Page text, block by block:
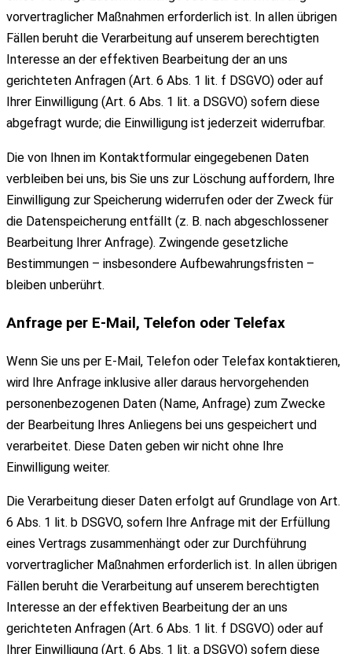
vorvertraglicher Maßnahmen erforderlich ist. In allen übrigen
Fällen beruht die Verarbeitung auf unserem berechtigten
Interesse an der effektiven Bearbeitung der an uns
gerichteten Anfragen (Art. 6 Abs. 1 lit. f DSGVO) oder auf
Ihrer Einwilligung (Art. 6 Abs. 1 lit. a DSGVO) sofern diese
abgefragt wurde; die Einwilligung ist jederzeit widerrufbar.
Die von Ihnen im Kontaktformular eingegebenen Daten
verbleiben bei uns, bis Sie uns zur Löschung auffordern, Ihre
Einwilligung zur Speicherung widerrufen oder der Zweck für
die Datenspeicherung entfällt (z. B. nach abgeschlossener
Bearbeitung Ihrer Anfrage). Zwingende gesetzliche
Bestimmungen – insbesondere Aufbewahrungsfristen –
bleiben unberührt.
Anfrage per E-Mail, Telefon oder Telefax
Wenn Sie uns per E-Mail, Telefon oder Telefax kontaktieren,
wird Ihre Anfrage inklusive aller daraus hervorgehenden
personenbezogenen Daten (Name, Anfrage) zum Zwecke
der Bearbeitung Ihres Anliegens bei uns gespeichert und
verarbeitet. Diese Daten geben wir nicht ohne Ihre
Einwilligung weiter.
Die Verarbeitung dieser Daten erfolgt auf Grundlage von Art.
6 Abs. 1 lit. b DSGVO, sofern Ihre Anfrage mit der Erfüllung
eines Vertrags zusammenhängt oder zur Durchführung
vorvertraglicher Maßnahmen erforderlich ist. In allen übrigen
Fällen beruht die Verarbeitung auf unserem berechtigten
Interesse an der effektiven Bearbeitung der an uns
gerichteten Anfragen (Art. 6 Abs. 1 lit. f DSGVO) oder auf
Ihrer Einwilligung (Art. 6 Abs. 1 lit. a DSGVO) sofern diese